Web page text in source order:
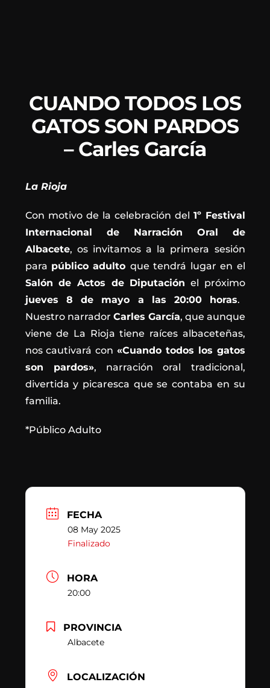
CUANDO TODOS LOS
GATOS SON PARDOS
– Carles García
La Rioja
Con motivo de la celebración del 1º Festival
Internacional de Narración Oral de
Albacete, os invitamos a la primera sesión
para público adulto que tendrá lugar en el
Salón de Actos de Diputación el próximo
jueves 8 de mayo a las 20:00 horas.
Nuestro narrador Carles García, que aunque
viene de La Rioja tiene raíces albaceteñas,
nos cautivará con «Cuando todos los gatos
son pardos», narración oral tradicional,
divertida y picaresca que se contaba en su
familia.
*Público Adulto
FECHA
08 May 2025
Finalizado
HORA
20:00
PROVINCIA
Albacete
LOCALIZACIÓN